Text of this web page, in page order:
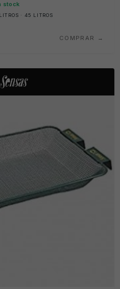
stock
· 45 LITROS
COMPRAR